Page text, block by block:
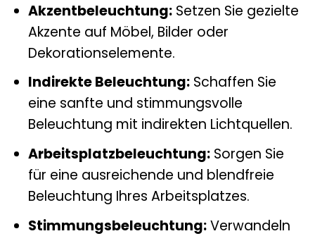
Akzentbeleuchtung:Setzen Sie gezielte
Akzente auf Möbel, Bilder oder
Dekorationselemente.
Indirekte Beleuchtung:Schaffen Sie
eine sanfte und stimmungsvolle
Beleuchtung mit indirekten Lichtquellen.
Arbeitsplatzbeleuchtung:Sorgen Sie
für eine ausreichende und blendfreie
Beleuchtung Ihres Arbeitsplatzes.
Stimmungsbeleuchtung:Verwandeln